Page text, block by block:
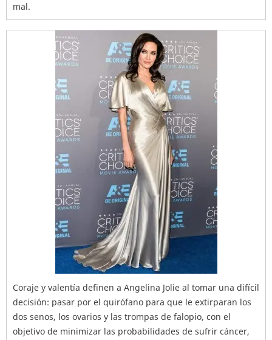
mal.
Coraje y valentía definen a Angelina Jolie al tomar una difícil
decisión: pasar por el quirófano para que le extirparan los
dos senos, los ovarios y las trompas de falopio, con el
objetivo de minimizar las probabilidades de sufrir cáncer,